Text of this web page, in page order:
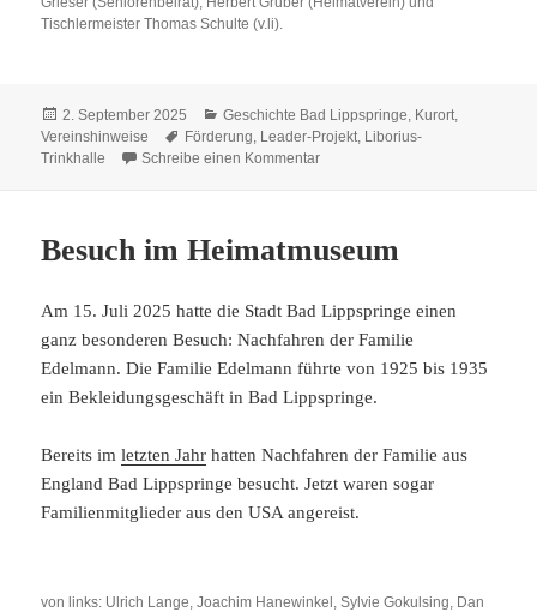
Tischlermeister Thomas Schulte (v.li).
Veröffentlicht
am
2. September 2025 Kategorien
Geschichte Bad Lippspringe, Kurort,
Vereinshinweise
Schlagwörter
Förderung, Leader-Projekt, Liborius-
Trinkhalle
Schreibe einen Kommentarzu Aufwertung der Liborius-
Besuch im Heimatmuseum
Am 15. Juli 2025 hatte die Stadt Bad Lippspringe einen
ganz besonderen Besuch: Nachfahren der Familie
Edelmann. Die Familie Edelmann führte von 1925 bis 1935
ein Bekleidungsgeschäft in Bad Lippspringe.
Bereits imletzten Jahr hatten Nachfahren der Familie aus
England Bad Lippspringe besucht. Jetzt waren sogar
Familienmitglieder aus den USA angereist.
von links: Ulrich Lange, Joachim Hanewinkel, Sylvie Gokulsing, Dan